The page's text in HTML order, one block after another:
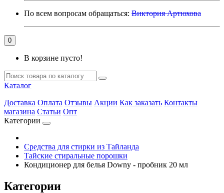
По всем вопросам обращаться: Виктория Артюхова
0
В корзине пусто!
Каталог
Доставка Оплата Отзывы Акции Как заказать Контакты
магазина Статьи Опт
Категории
Средства для стирки из Тайланда
Тайские стиральные порошки
Кондиционер для белья Downy - пробник 20 мл
Категории